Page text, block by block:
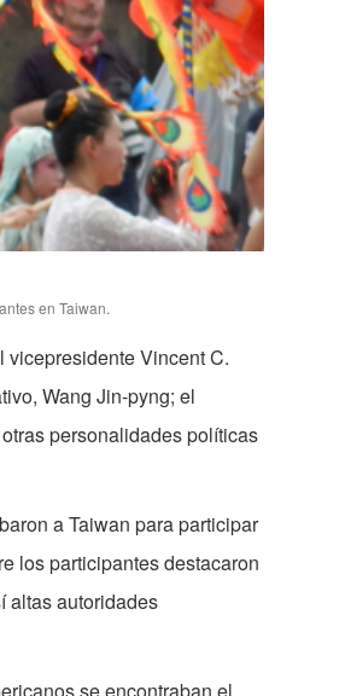
en Taiwan.
vicepresidente Vincent C.
Wang Jin-pyng; el
personalidades políticas
a Taiwan para participar
los participantes destacaron
altas autoridades
se encontraban el